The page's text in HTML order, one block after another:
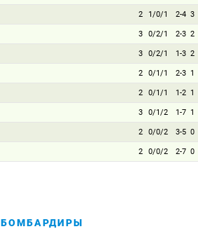
2 1/0/1 2-4 3
3 0/2/1 2-3 2
3 0/2/1 1-3 2
2 0/1/1 2-3 1
2 0/1/1 1-2 1
3 0/1/2 1-7 1
2 0/0/2 3-5 0
2 0/0/2 2-7 0
БОМБАРДИРЫ